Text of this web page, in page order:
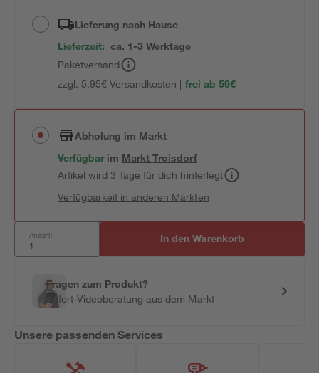
Lieferung nach Hause
Lieferzeit: ca. 1-3 Werktage
Paketversand
zzgl. 5,95€ Versandkosten | frei ab 59€
Abholung im Markt
Verfügbar im MarktTroisdorf
Artikel wird 3 Tage für dich hinterlegt
Verfügbarkeit in anderen Märkten
Anzahl: In den Warenkorb
Fragen zum Produkt?
Sofort-Videoberatung aus dem Markt
Unsere passenden Services